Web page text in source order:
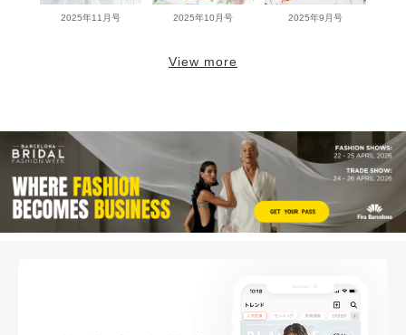
2025年11月号 2025年10月号 2025年9月号
View more